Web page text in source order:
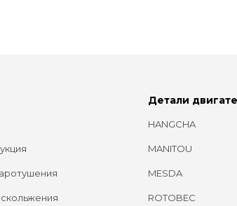
Детали
HANGCHA
MANITOU
MESDA
ROTOBEC